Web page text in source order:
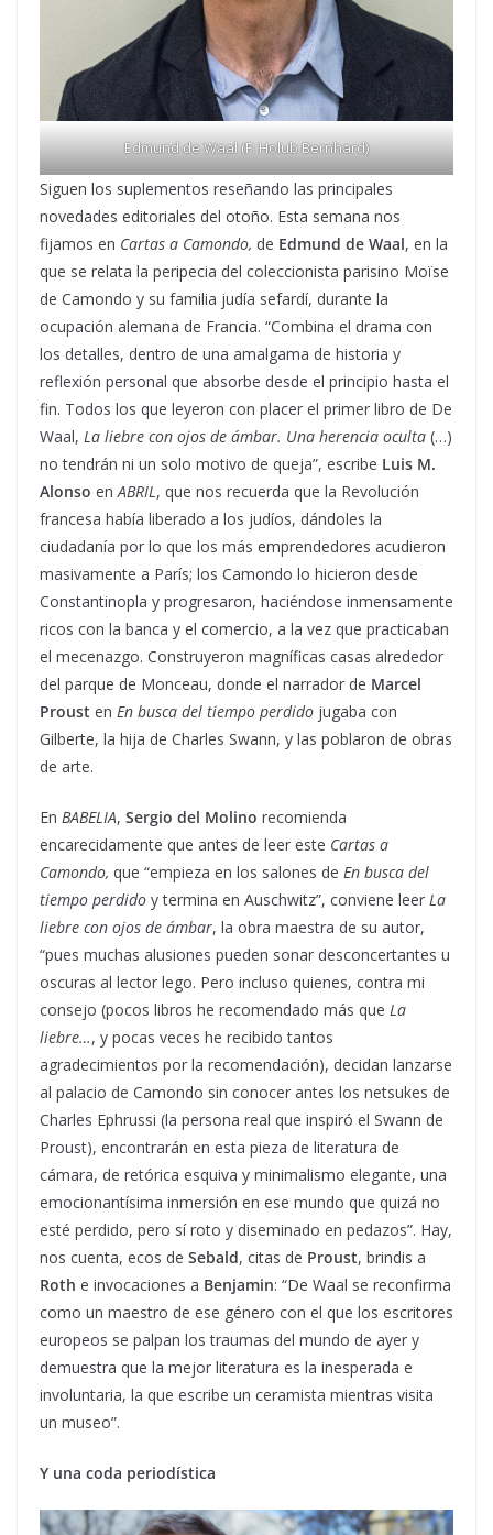
Edmund de Waal (F: Holub Bernhard)
Siguen los suplementos reseñando las principales
novedades editoriales del otoño. Esta semana nos
fijamos en Cartas a Camondo, de Edmund de Waal, en la
que se relata la peripecia del coleccionista parisino Moïse
de Camondo y su familia judía sefardí, durante la
ocupación alemana de Francia. “Combina el drama con
los detalles, dentro de una amalgama de historia y
reflexión personal que absorbe desde el principio hasta el
fin. Todos los que leyeron con placer el primer libro de De
Waal, La liebre con ojos de ámbar. Una herencia oculta (…)
no tendrán ni un solo motivo de queja”, escribe Luis M.
Alonso enABRIL, que nos recuerda que la Revolución
francesa había liberado a los judíos, dándoles la
ciudadanía por lo que los más emprendedores acudieron
masivamente a París; los Camondo lo hicieron desde
Constantinopla y progresaron, haciéndose inmensamente
ricos con la banca y el comercio, a la vez que practicaban
el mecenazgo. Construyeron magníficas casas alrededor
del parque de Monceau, donde el narrador de Marcel
Proust en En busca del tiempo perdido jugaba con
Gilberte, la hija de Charles Swann, y las poblaron de obras
de arte.
En BABELIA, Sergio del Molino recomienda
encarecidamente que antes de leer este Cartas a
Camondo, que “empieza en los salones de En busca del
tiempo perdido y termina en Auschwitz”, conviene leer La
liebre con ojos de ámbar, la obra maestra de su autor,
“pues muchas alusiones pueden sonar desconcertantes u
oscuras al lector lego. Pero incluso quienes, contra mi
consejo (pocos libros he recomendado más que La
liebre…, y pocas veces he recibido tantos
agradecimientos por la recomendación), decidan lanzarse
al palacio de Camondo sin conocer antes los netsukes de
Charles Ephrussi (la persona real que inspiró el Swann de
Proust), encontrarán en esta pieza de literatura de
cámara, de retórica esquiva y minimalismo elegante, una
emocionantísima inmersión en ese mundo que quizá no
esté perdido, pero sí roto y diseminado en pedazos”. Hay,
nos cuenta, ecos de Sebald, citas de Proust, brindis a
Roth e invocaciones a Benjamin: “De Waal se reconfirma
como un maestro de ese género con el que los escritores
europeos se palpan los traumas del mundo de ayer y
demuestra que la mejor literatura es la inesperada e
involuntaria, la que escribe un ceramista mientras visita
un museo”.
Y una coda periodística